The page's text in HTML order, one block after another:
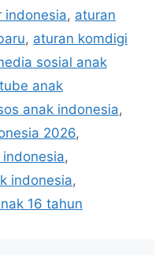
indonesia, aturan
, aturan komdigi
sosial anak
anak
anak indonesia,
2026,
,
indonesia,
16 tahun